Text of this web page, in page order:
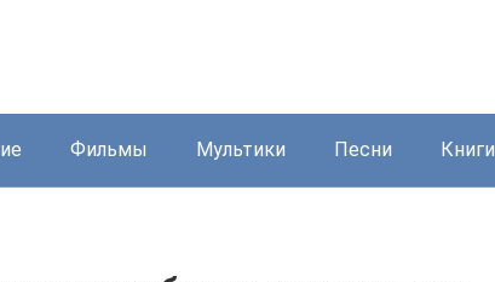
Фильмы Мультики Песни Книги